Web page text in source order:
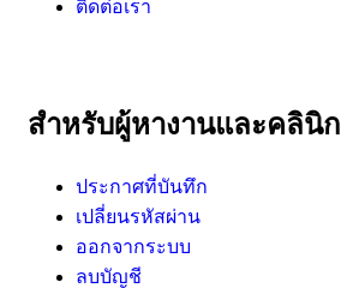
ติดต่อเรา
สำหรับผู้หางานและคลินิก
ประกาศที่บันทึก
เปลี่ยนรหัสผ่าน
ออกจากระบบ
ลบบัญชี